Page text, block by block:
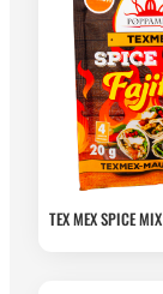
TEX MEX SPICE